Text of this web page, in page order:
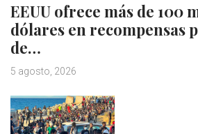
EEUU ofrece más de 100
dólares en recompensas
de…
5 agosto, 2026